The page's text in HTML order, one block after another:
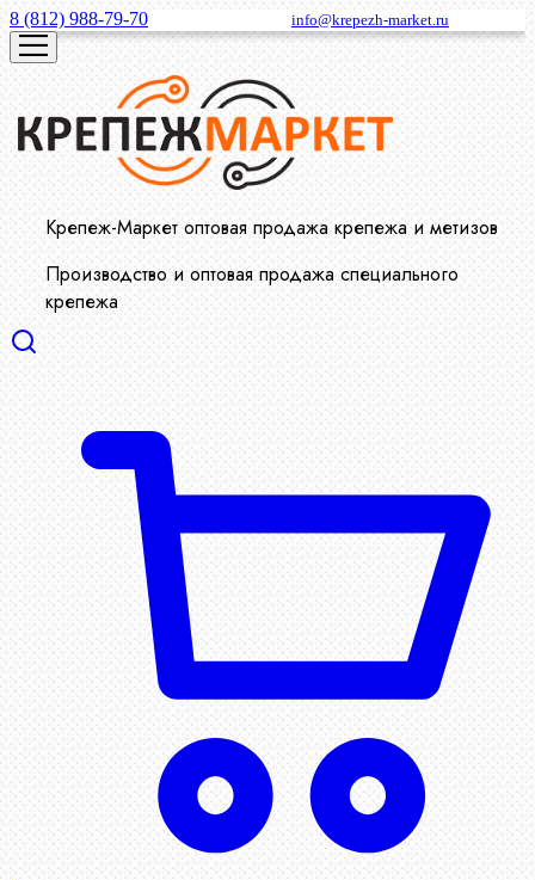
8 (812) 988-79-70 info@krepezh-market.ru
Крепеж-Маркет оптовая продажа крепежа и метизов
Производство и оптовая продажа специального
крепежа